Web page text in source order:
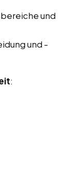
und
und -
: